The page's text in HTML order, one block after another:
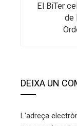
El BiTer
de
DEIXA UN
L'adreça